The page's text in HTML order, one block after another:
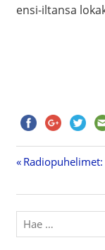
ensi-iltansa
selaus
Previous